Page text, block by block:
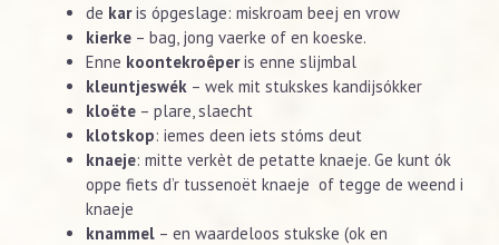
de karis ópgeslage: miskroam beej en vrow
kierke – bag, jong vaerke of en koeske.
Enne koontekroêperis enne slijmbal
kleuntjeswék – wek mit stukskes kandijsókker
kloëte – plare, slaecht
klotskop: iemes deen iets stóms deut
knaeje: mitte verkèt de petatte knaeje. Ge kunt ók
oppe fiets d’r tussenoët knaeje of tegge de weend i
knaeje
knammel – en waardeloos stukske (ok en